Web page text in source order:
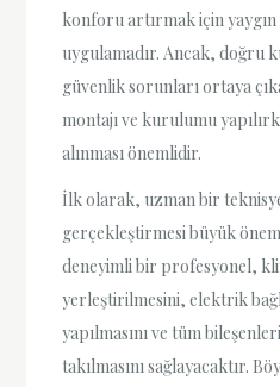
konforu artırmak için
uygulamadır. Ancak, doğru
güvenlik sorunları ortaya
montajı ve kurulumu
alınması önemlidir.
İlk olarak, uzman bir
gerçekleştirmesi büyük
deneyimli bir profesyonel,
yerleştirilmesini, elektrik
yapılmasını ve tüm
takılmasını sağlayacaktır.